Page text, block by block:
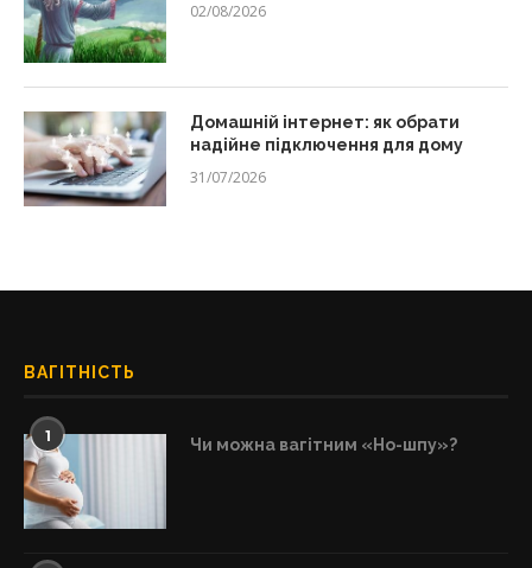
02/08/2026
Домашній інтернет: як обрати
надійне підключення для дому
31/07/2026
ВАГІТНІСТЬ
1 Чи можна вагітним «Но-шпу»?